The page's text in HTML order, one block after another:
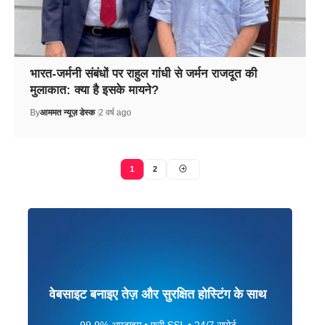
भारत-जर्मनी संबंधों पर राहुल गांधी से जर्मन राजदूत की
मुलाकात: क्या है इसके मायने?
Byआममत न्यूज़ डेस्क 2 वर्ष ago
1 2
वेबसाइट बनाइए तेज़ और सुरक्षित होस्टिंग के साथ